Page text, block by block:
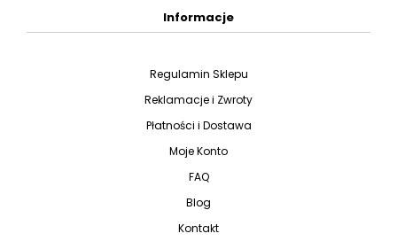
Informacje
Regulamin Sklepu
Reklamacje i Zwroty
Płatności i Dostawa
Moje Konto
FAQ
Blog
Kontakt